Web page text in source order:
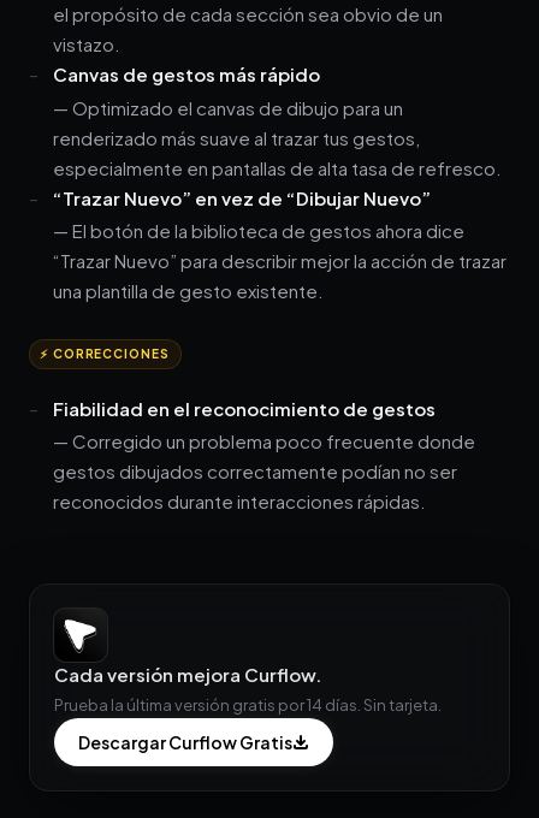
el propósito de cada sección sea obvio de un
vistazo.
Canvas de gestos más rápido
— Optimizado el canvas de dibujo para un
renderizado más suave al trazar tus gestos,
especialmente en pantallas de alta tasa de refresco.
“Trazar Nuevo” en vez de “Dibujar Nuevo”
— El botón de la biblioteca de gestos ahora dice
“Trazar Nuevo” para describir mejor la acción de trazar
una plantilla de gesto existente.
⚡ CORRECCIONES
Fiabilidad en el reconocimiento de gestos
— Corregido un problema poco frecuente donde
gestos dibujados correctamente podían no ser
reconocidos durante interacciones rápidas.
Cada versión mejora Curflow.
Prueba la última versión gratis por 14 días. Sin tarjeta.
Descargar Curflow Gratis